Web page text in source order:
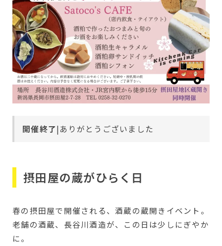
開催終了|ありがとうございました
摂田屋の蔵がひらく日
春の摂田屋で開催される、酒蔵の蔵開きイベント。
老舗の酒蔵、長谷川酒造が、この日は少しにぎやか
に。